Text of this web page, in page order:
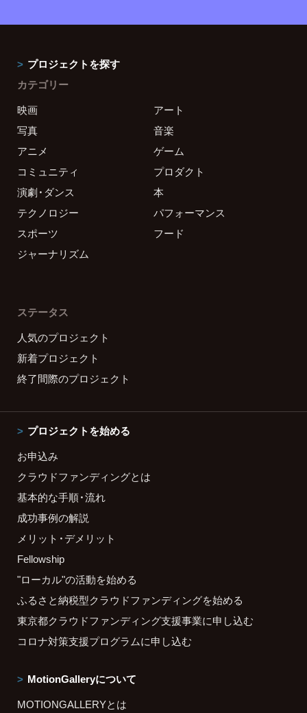
プロジェクトを探す
カテゴリー
映画
アート
写真
音楽
アニメ
ゲーム
コミュニティ
プロダクト
演劇・ダンス
本
テクノロジー
パフォーマンス
スポーツ
フード
ジャーナリズム
ステータス
人気のプロジェクト
新着プロジェクト
終了間際のプロジェクト
プロジェクトを始める
お申込み
クラウドファンディングとは
基本的な手順・流れ
成功事例の解説
メリット・デメリット
Fellowship
"ローカル"の活動を始める
ふるさと納税型クラウドファンディングを始める
東京都クラウドファンディング支援事業に申し込む
コロナ対策支援プログラムに申し込む
MotionGalleryについて
MOTIONGALLERYとは